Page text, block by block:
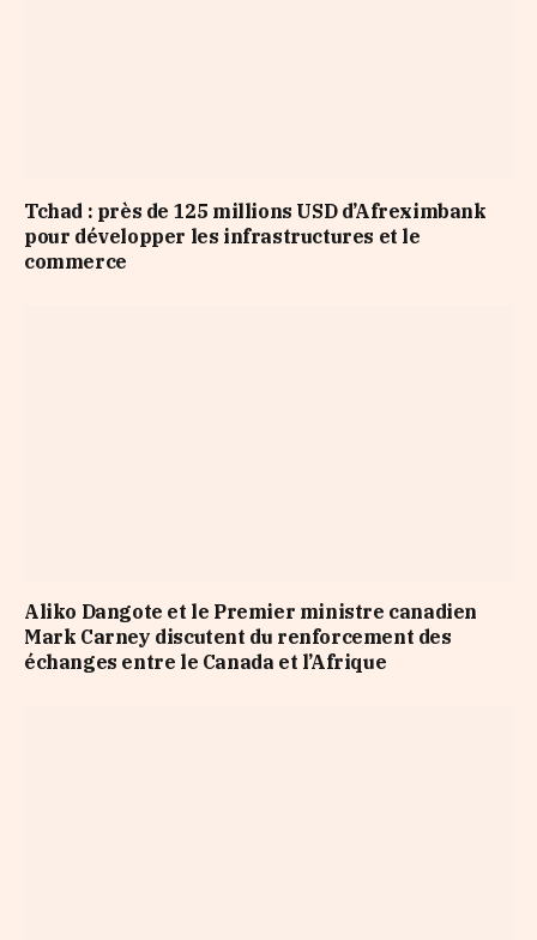
Tchad : près de 125 millions USD d’Afreximbank
pour développer les infrastructures et le
commerce
Aliko Dangote et le Premier ministre canadien
Mark Carney discutent du renforcement des
échanges entre le Canada et l’Afrique